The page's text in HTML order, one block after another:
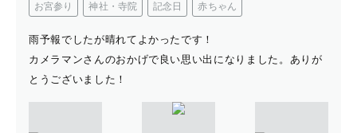
お宮参り 神社・寺院 記念日 赤ちゃん
雨予報でしたが晴れてよかったです！
カメラマンさんのおかげで良い思い出になりました。ありが
とうございました！